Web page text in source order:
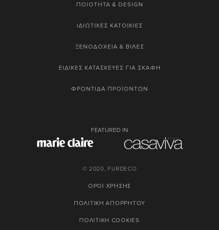
ΠΟΙΟΤΗΤΑ & DESIGN
ΙΔΙΩΤΙΚΕΣ ΚΑΤΟΙΚΙΕΣ
ΞΕΝΟΔΟΧΕΙΑ & ΒΙΛΕΣ
ΕΙΔΙΚΕΣ ΚΑΤΑΣΚΕΥΕΣ ΓΙΑ ΣΚΑΦΗ
ΦΡΟΝΤΙΔΑ ΠΡΟΪΟΝΤΩΝ
FEATURED IN
© 2020, FURDECO
ΟΡΟΙ ΧΡΗΣΗΣ
ΠΟΛΙΤΙΚΗ ΑΠΟΡΡΗΤΟΥ
ΠΟΛΙΤΙΚΗ COOKIES